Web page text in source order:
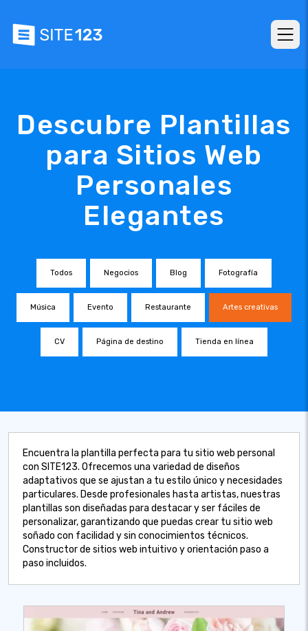
Descubre Plantillas
para Sitios Web
Personales
Elegantes
Todos Negocios Blog Fotografía
Música Evento Restaurante Artes creativas
CV Página de destino Tienda en línea
Encuentra la plantilla perfecta para tu sitio web personal
con SITE123. Ofrecemos una variedad de diseños
adaptativos que se ajustan a tu estilo único y necesidades
particulares. Desde profesionales hasta artistas, nuestras
plantillas son diseñadas para destacar y ser fáciles de
personalizar, garantizando que puedas crear tu sitio web
soñado con facilidad y sin conocimientos técnicos.
Constructor de sitios web intuitivo y orientación paso a
paso incluidos.